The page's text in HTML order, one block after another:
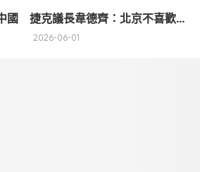
國 捷克議長韋德齊：北京不喜歡...
2026-06-01